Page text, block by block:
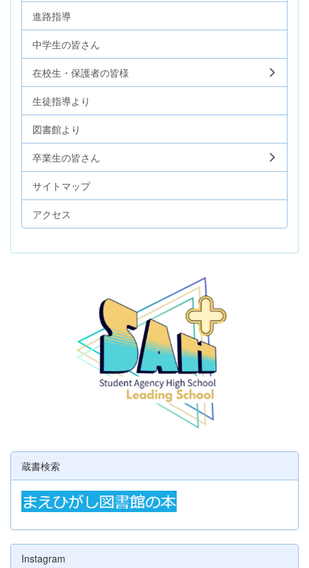
進路指導
中学生の皆さん
在校生・保護者の皆様
生徒指導より
図書館より
卒業生の皆さん
サイトマップ
アクセス
蔵書検索
Instagram